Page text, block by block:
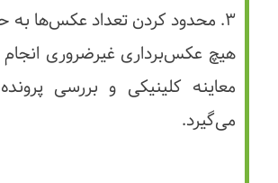
۳. محدود کردن تعداد عکس‌ها به حداقل لازم
هیچ عکس‌برداری غیرضروری انجام
معاینه کلینیکی و بررسی
می‌گیرد.